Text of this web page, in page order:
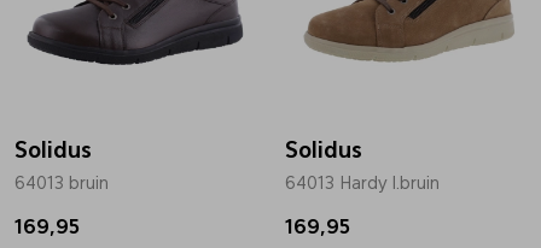
Solidus
64013 bruin
169,95
Solidus
64013 Hardy l.bruin
169,95